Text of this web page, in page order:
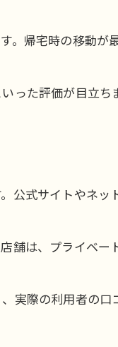
。帰宅時の移動が
った評価が目立ち
公式サイトやネッ
舗は、プライベー
実際の利用者の口